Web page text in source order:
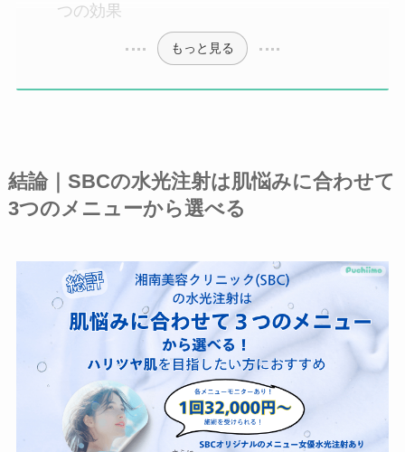
つの効果
もっと見る
結論｜SBCの水光注射は肌悩みに合わせて
3つのメニューから選べる